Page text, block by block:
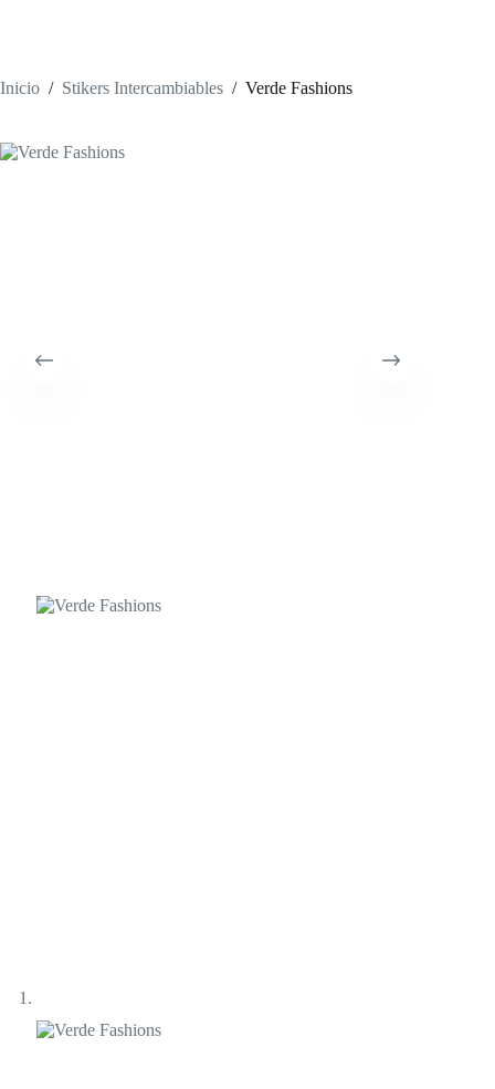
Inicio / Stikers Intercambiables / Verde Fashions